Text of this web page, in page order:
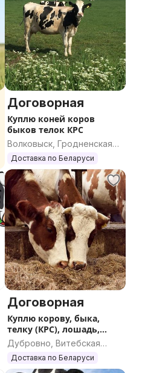
Договорная
Куплю коней коров
быков телок КРС
Волковыск, Гродненская
область
Доставка по Беларуси
Договорная
Куплю корову, быка,
телку (КРС), лошадь,
жеребенка
Дубровно, Витебская
область
Доставка по Беларуси